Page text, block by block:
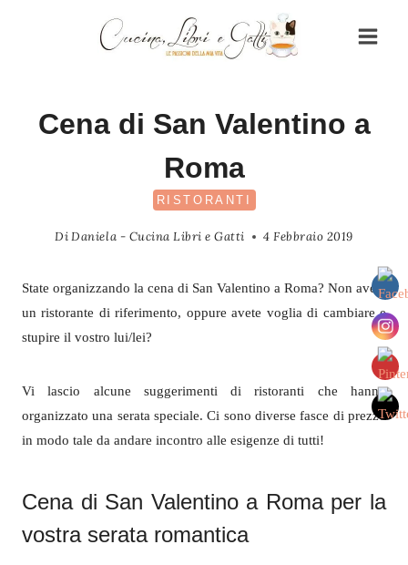
Cena di San Valentino a
Roma
RISTORANTI
Di Daniela - Cucina Libri e Gatti 4 Febbraio 2019
State organizzando la cena di San Valentino a Roma? Non avete
un ristorante di riferimento, oppure avete voglia di cambiare e
stupire il vostro lui/lei?
Vi lascio alcune suggerimenti di ristoranti che hanno
organizzato una serata speciale. Ci sono diverse fasce di prezzo
in modo tale da andare incontro alle esigenze di tutti!
Cena di San Valentino a Roma per la
vostra serata romantica